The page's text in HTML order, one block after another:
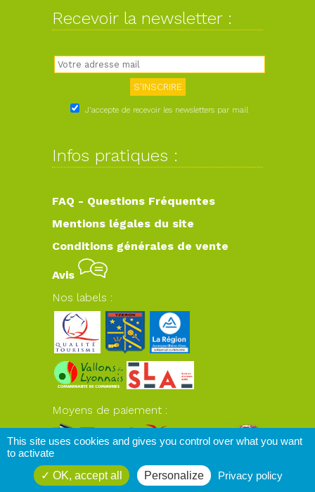
Recevoir la newsletter :
J'accepte de recevoir les newsletters par mail
Infos pratiques :
FAQ - Questions Fréquentes
Mentions légales du site
Conditions générales de vente
Avis
Nos labels :
Moyens de paiement :
www.plateaudyzeron.com© 2026
This site uses cookies and gives you control over what you want
to activate
OK, accept all
Personalize Privacy policy